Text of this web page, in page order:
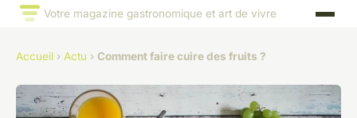
Votre magazine gastronomique et art de vivre
Accueil › Actu › Comment faire cuire des fruits ?